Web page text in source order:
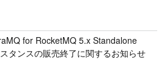
for RocketMQ 5.x Standalone
タンスの販売終了に関するお知らせ